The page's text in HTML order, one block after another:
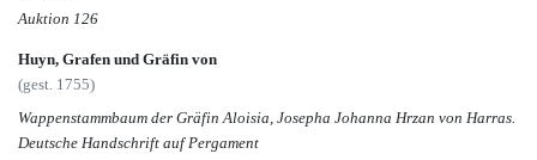
Auktion 126
Huyn, Grafen und Gräfin von
(gest. 1755)
Wappenstammbaum der Gräfin Aloisia, Josepha Johanna Hrzan von Harras.
Deutsche Handschrift auf Pergament